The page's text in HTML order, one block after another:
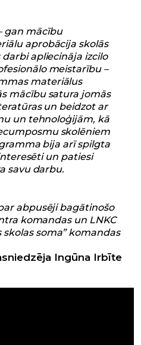
gan mācību
aprobācija skolās
apliecināja izcilo
meistarību –
materiālus
mācību satura jomās
un beidzot ar
un tehnoloģijām, kā
skolēniem
bija arī spilgta
un patiesi
savu darbu.
abpusēji bagātinošo
komandas un LNKC
soma” komandas
Ingūna Irbīte